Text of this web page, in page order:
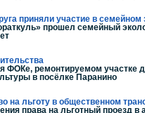
приняли участие в
прошел семейный
ФОКе, ремонтируемом
в посёлке Паранино
на льготу в общественном
права на льготный проезд